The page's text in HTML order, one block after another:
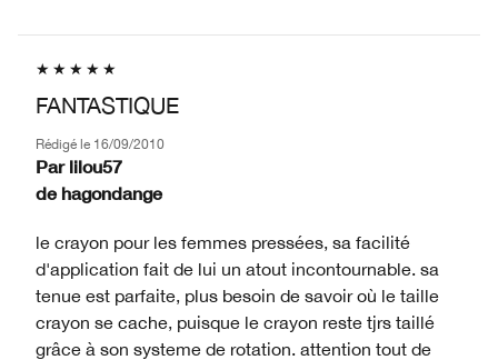
FANTASTIQUE
Rédigé le 16/09/2010
Par lilou57
de hagondange
le crayon pour les femmes pressées, sa facilité
d'application fait de lui un atout incontournable. sa
tenue est parfaite, plus besoin de savoir où le taille
crayon se cache, puisque le crayon reste tjrs taillé
grâce à son systeme de rotation. attention tout de